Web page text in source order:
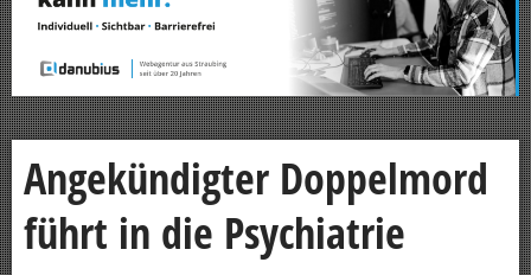
Angekündigter Doppelmord
führt in die Psychiatrie